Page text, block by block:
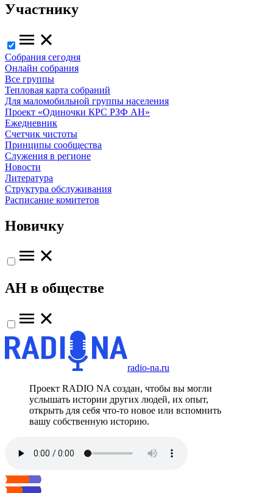
Участнику
Собрания сегодня
Онлайн собрания
Все группы
Тепловая карта собраний
Для маломобильной группы населения
Проект «Одиночки КРС РЗФ АН»
Ежедневник
Счетчик чистоты
Принципы сообщества
Служения в регионе
Новости
Литература
Структура обслуживания
Расписание комитетов
Новичку
АН в обществе
radio-na.ru
Проект RADIO NA создан, чтобы вы могли
услышать истории других людей, их опыт,
открыть для себя что-то новое или вспомнить
вашу собственную историю.